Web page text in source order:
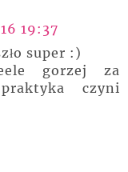
19:37
super :)
gorzej za
czyni